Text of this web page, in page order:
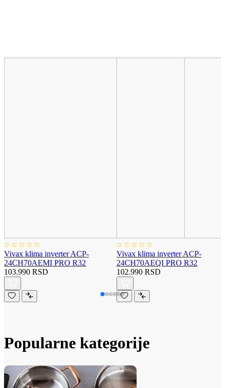
Vivax klima inverter ACP-
24CH70AEMI PRO R32
103.990 RSD
Vivax klima inverter ACP-
24CH70AEQI PRO R32
102.990 RSD
Popularne kategorije